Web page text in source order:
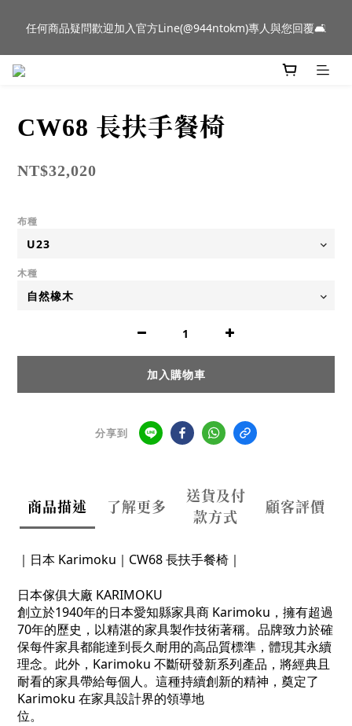
群門市展示中✨
任何商品疑問歡迎加入官方Line(@944ntokm)專人與您回覆🛋️
新品到貨｜日本燈具品牌 Ambientec 年度新品 Barcarolle 臺中樂
CW68 長扶手餐椅
NT$32,020
布種
木種
加入購物車
分享到
商品描述 了解更多
送貨及付
款方式
顧客評價
｜日本 Karimoku｜CW68 長扶手餐椅｜
日本傢俱大廠 KARIMOKU
創立於1940年的日本愛知縣家具商 Karimoku，擁有超過
70年的歷史，以精湛的家具製作技術著稱。品牌致力於確
保每件家具都能達到長久耐用的高品質標準，體現其永續
理念。此外，Karimoku 不斷研發新系列產品，將經典且
耐看的家具帶給每個人。這種持續創新的精神，奠定了
Karimoku 在家具設計界的領導地
位。